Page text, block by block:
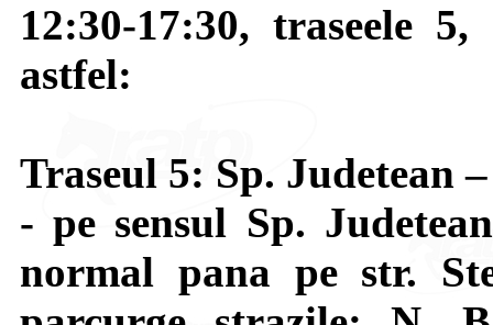
12:30-17:30, traseele
astfel:
Traseul 5: Sp. Judetean
- pe sensul Sp.
normal pana pe str.